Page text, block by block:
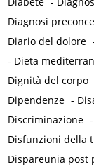
Diagnosi
Diario del dolore
- Dieta
Dignità del corpo
Dipendenze -
Discriminazione -
Disfunzioni della
Dispareunia post